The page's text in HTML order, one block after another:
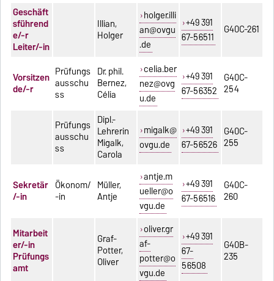
Geschäft
sführend
e/-r
Leiter/-in
Illian,
Holger
holger.illi
an@ovgu
.de
+49 391
67-56511
G40C-261
Vorsitzen
de/-r
Prüfungs
ausschu
ss
Dr. phil.
Bernez,
Célia
celia.ber
nez@ovg
u.de
+49 391
67-56352
G40C-
254
Prüfungs
ausschu
ss
Dipl.-
Lehrerin
Migalk,
Carola
migalk@
ovgu.de
+49 391
67-56526
G40C-
255
Sekretär
/-in
Ökonom/
-in
Müller,
Antje
antje.m
ueller@o
vgu.de
+49 391
67-56516
G40C-
260
Mitarbeit
er/-in
Prüfungs
amt
Graf-
Potter,
Oliver
oliver.gr
af-
potter@o
vgu.de
+49 391
67-
56508
G40B-
235